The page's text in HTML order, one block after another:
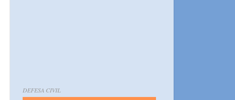
DEFESA CIVIL